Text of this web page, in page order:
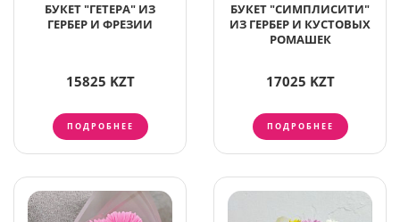
БУКЕТ "ГЕТЕРА" ИЗ
ГЕРБЕР И ФРЕЗИИ
15825 KZT
ПОДРОБНЕЕ
БУКЕТ "СИМПЛИСИТИ"
ИЗ ГЕРБЕР И КУСТОВЫХ
РОМАШЕК
17025 KZT
ПОДРОБНЕЕ